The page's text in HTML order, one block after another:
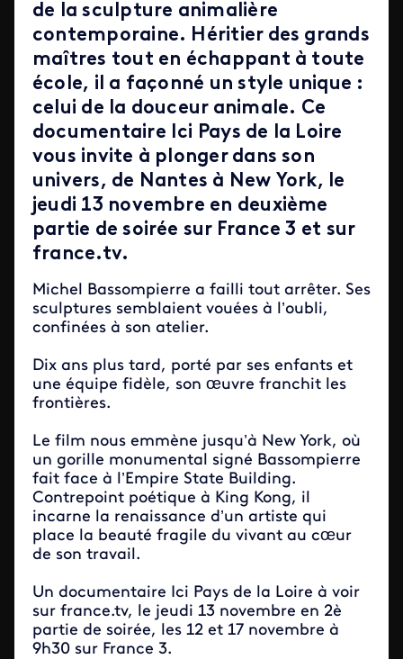
de la sculpture animalière
contemporaine. Héritier des grands
maîtres tout en échappant à toute
école, il a façonné un style unique :
celui de la douceur animale. Ce
documentaire Ici Pays de la Loire
vous invite à plonger dans son
univers, de Nantes à New York, le
jeudi 13 novembre en deuxième
partie de soirée sur France 3 et sur
france.tv.
Michel Bassompierre a failli tout arrêter. Ses
sculptures semblaient vouées à l’oubli,
confinées à son atelier.
Dix ans plus tard, porté par ses enfants et
une équipe fidèle, son œuvre franchit les
frontières.
Le film nous emmène jusqu’à New York, où
un gorille monumental signé Bassompierre
fait face à l’Empire State Building.
Contrepoint poétique à King Kong, il
incarne la renaissance d’un artiste qui
place la beauté fragile du vivant au cœur
de son travail.
Un documentaire Ici Pays de la Loire à voir
sur france.tv, le jeudi 13 novembre en 2è
partie de soirée,
les 12 et 17 novembre à
9h30 sur France 3.